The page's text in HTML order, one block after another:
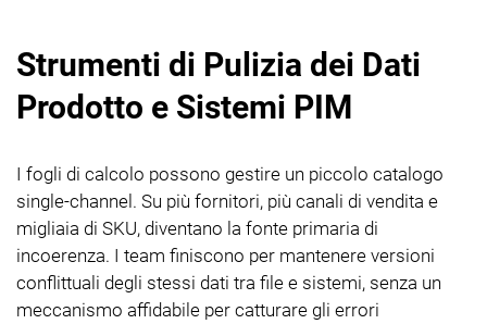
Strumenti di Pulizia dei Dati
Prodotto e Sistemi PIM
I fogli di calcolo possono gestire un piccolo catalogo
single-channel. Su più fornitori, più canali di vendita e
migliaia di SKU, diventano la fonte primaria di
incoerenza. I team finiscono per mantenere versioni
conflittuali degli stessi dati tra file e sistemi, senza un
meccanismo affidabile per catturare gli errori